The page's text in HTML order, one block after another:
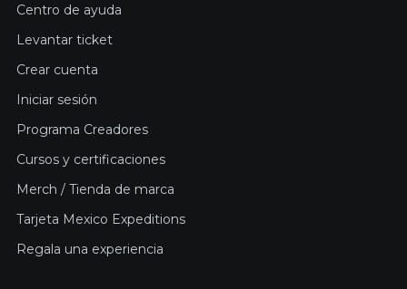
Centro de ayuda
Levantar ticket
Crear cuenta
Iniciar sesión
Programa Creadores
Cursos y certificaciones
Merch / Tienda de marca
Tarjeta Mexico Expeditions
Regala una experiencia